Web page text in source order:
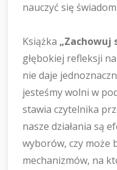
nauczyć się
Książka „Zachowuj
głębokiej refleksji
nie daje
jesteśmy wolni w
stawia czytelnika
nasze działania są
wyborów, czy może
mechanizmów, na